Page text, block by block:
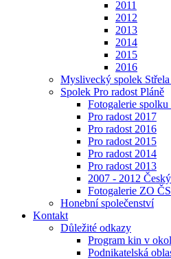
2011
2012
2013
2014
2015
2016
Myslivecký spolek Střela
Spolek Pro radost Pláně
Fotogalerie
Pro radost 2017
Pro radost 2016
Pro radost 2015
Pro radost 2014
Pro radost 2013
2007 - 2012
Fotogalerie ZO
Honební společenství
Kontakt
Důležité odkazy
Program kin v
Podnikatelská